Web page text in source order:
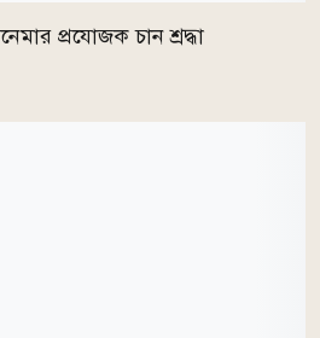
প্রযোজক চান শ্রদ্ধা